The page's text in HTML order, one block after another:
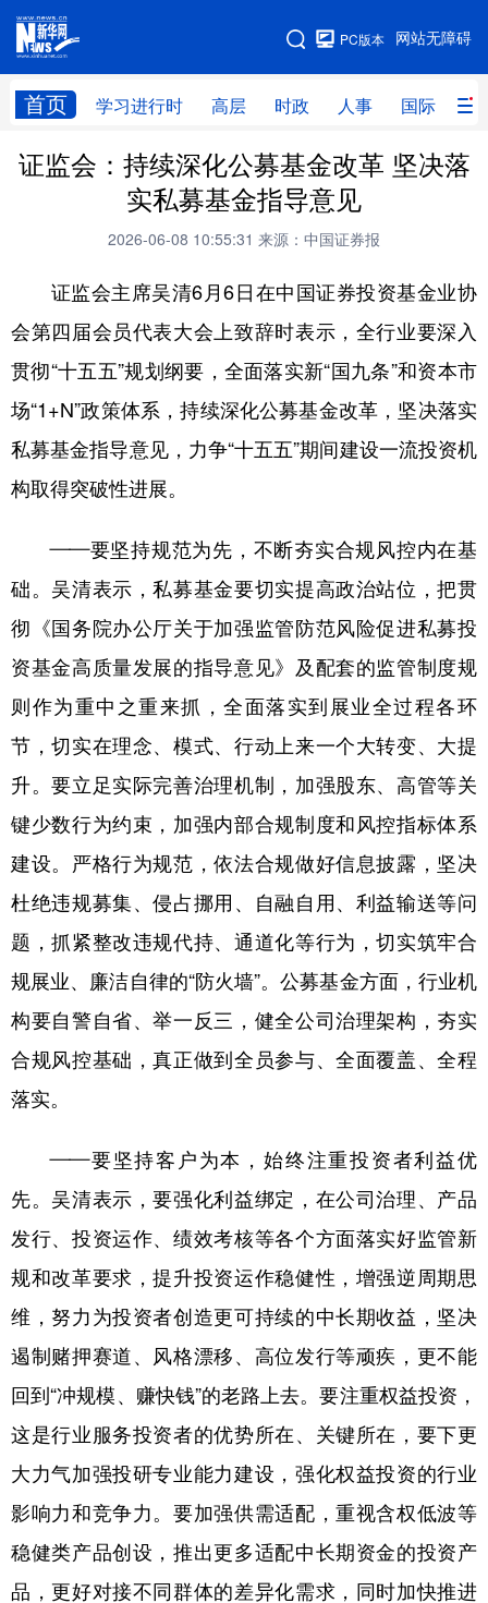
网站无障碍
PC版本
首页 学习进行时 高层 时政 人事 国际 财
网站地图
学习进行时 高层 时政 人事
财经 网评
科技 科创 量子 体育
文化 健康 军事
法律 中央文件 金融 汽车
食品
彩票 娱乐 时尚 悦读
公益 一带一路 亚太网 上市公司
文化产业
地方频道
浙江 安徽 福建 江西
山东 河南 湖北 湖南
广东 广西 海南 重庆
四川 贵州 云南 西藏
新疆 内蒙古 黑龙江
多语种频道
English Español Français عربى
Deutsch Português
证监会：持续深化公募基金改革 坚决落
实私募基金指导意见
2026-06-08 10:55:31 来源：中国证券报
证监会主席吴清6月6日在中国证券投资基金业协
会第四届会员代表大会上致辞时表示，全行业要深入
贯彻“十五五”规划纲要，全面落实新“国九条”和资本市
场“1+N”政策体系，持续深化公募基金改革，坚决落实
私募基金指导意见，力争“十五五”期间建设一流投资机
构取得突破性进展。
——要坚持规范为先，不断夯实合规风控内在基
础。吴清表示，私募基金要切实提高政治站位，把贯
彻《国务院办公厅关于加强监管防范风险促进私募投
资基金高质量发展的指导意见》及配套的监管制度规
则作为重中之重来抓，全面落实到展业全过程各环
节，切实在理念、模式、行动上来一个大转变、大提
升。要立足实际完善治理机制，加强股东、高管等关
键少数行为约束，加强内部合规制度和风控指标体系
建设。严格行为规范，依法合规做好信息披露，坚决
杜绝违规募集、侵占挪用、自融自用、利益输送等问
题，抓紧整改违规代持、通道化等行为，切实筑牢合
规展业、廉洁自律的“防火墙”。公募基金方面，行业机
构要自警自省、举一反三，健全公司治理架构，夯实
合规风控基础，真正做到全员参与、全面覆盖、全程
落实。
——要坚持客户为本，始终注重投资者利益优
先。吴清表示，要强化利益绑定，在公司治理、产品
发行、投资运作、绩效考核等各个方面落实好监管新
规和改革要求，提升投资运作稳健性，增强逆周期思
维，努力为投资者创造更可持续的中长期收益，坚决
遏制赌押赛道、风格漂移、高位发行等顽疾，更不能
回到“冲规模、赚快钱”的老路上去。要注重权益投资，
这是行业服务投资者的优势所在、关键所在，要下更
大力气加强投研专业能力建设，强化权益投资的行业
影响力和竞争力。要加强供需适配，重视含权低波等
稳健类产品创设，推出更多适配中长期资金的投资产
品，更好对接不同群体的差异化需求，同时加快推进